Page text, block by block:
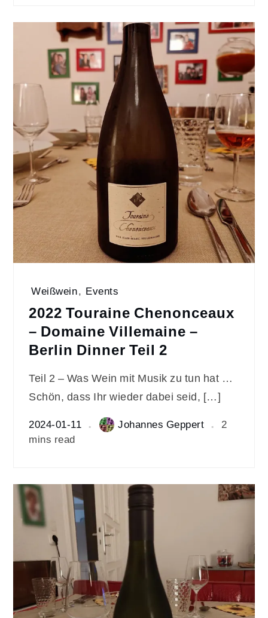
Weißwein, Events
2022 Touraine Chenonceaux
– Domaine Villemaine –
Berlin Dinner Teil 2
Teil 2 – Was Wein mit Musik zu tun hat …
Schön, dass Ihr wieder dabei seid, […]
2024-01-11 Johannes Geppert
2
mins read